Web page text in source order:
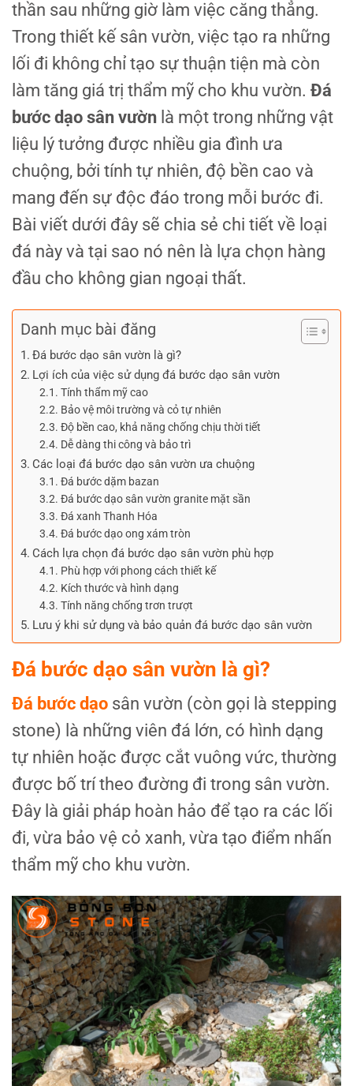
thần sau những giờ làm việc căng thẳng.
Trong thiết kế sân vườn, việc tạo ra những
lối đi không chỉ tạo sự thuận tiện mà còn
làm tăng giá trị thẩm mỹ cho khu vườn. Đá
bước dạo sân vườn là một trong những vật
liệu lý tưởng được nhiều gia đình ưa
chuộng, bởi tính tự nhiên, độ bền cao và
mang đến sự độc đáo trong mỗi bước đi.
Bài viết dưới đây sẽ chia sẻ chi tiết về loại
đá này và tại sao nó nên là lựa chọn hàng
đầu cho không gian ngoại thất.
Danh mục bài đăng
Đá bước dạo sân vườn là gì?
Lợi ích của việc sử dụng đá bước dạo sân vườn
Tính thẩm mỹ cao
Bảo vệ môi trường và cỏ tự nhiên
Độ bền cao, khả năng chống chịu thời tiết
Dễ dàng thi công và bảo trì
Các loại đá bước dạo sân vườn ưa chuộng
Đá bước dặm bazan
Đá bước dạo sân vườn granite mặt sần
Đá xanh Thanh Hóa
Đá bước dạo ong xám tròn
Cách lựa chọn đá bước dạo sân vườn phù hợp
Phù hợp với phong cách thiết kế
Kích thước và hình dạng
Tính năng chống trơn trượt
Lưu ý khi sử dụng và bảo quản đá bước dạo sân vườn
Đá bước dạo sân vườn là gì?
Đá bước dạo sân vườn (còn gọi là stepping
stone) là những viên đá lớn, có hình dạng
tự nhiên hoặc được cắt vuông vức, thường
được bố trí theo đường đi trong sân vườn.
Đây là giải pháp hoàn hảo để tạo ra các lối
đi, vừa bảo vệ cỏ xanh, vừa tạo điểm nhấn
thẩm mỹ cho khu vườn.